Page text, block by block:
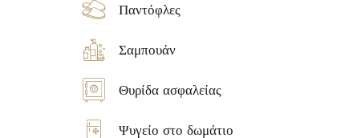
Παντόφλες
Σαμπουάν
Θυρίδα ασφαλείας
Ψυγείο στο δωμάτιο